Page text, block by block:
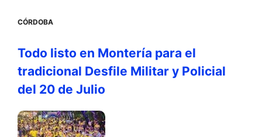
CÓRDOBA
Todo listo en Montería para el
tradicional Desfile Militar y Policial
del 20 de Julio